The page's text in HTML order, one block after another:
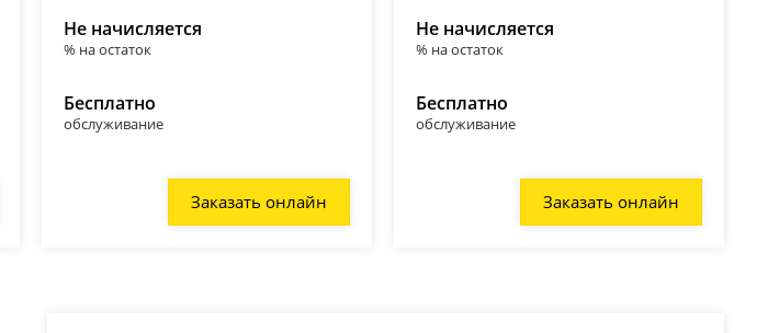
Не начисляется
% на остаток
Бесплатно
обслуживание
Заказать онлайн
Не начисляется
% на остаток
Бесплатно
обслуживание
Заказать онлайн